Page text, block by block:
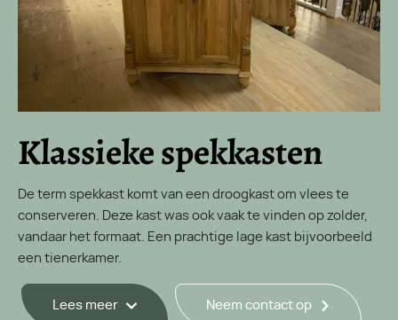
Klassieke spekkasten
De term spekkast komt van een droogkast om vlees te
conserveren. Deze kast was ook vaak te vinden op zolder,
vandaar het formaat. Een prachtige lage kast bijvoorbeeld
een tienerkamer.
Lees meer Neem contact op